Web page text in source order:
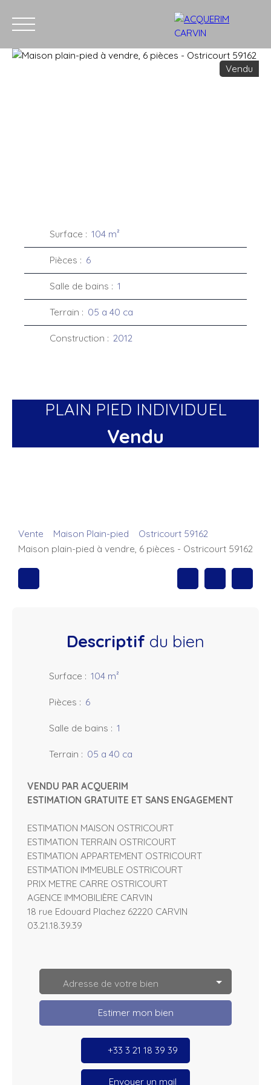
Vendu
Surface : 104 m²
Pièces : 6
Salle de bains : 1
Terrain : 05 a 40 ca
Construction : 2012
PLAIN PIED INDIVIDUEL
Vendu
Vente Maison Plain-pied
Ostricourt 59162
Maison plain-pied à vendre, 6 pièces - Ostricourt 59162
Descriptif du bien
Surface : 104 m²
Pièces : 6
Salle de bains : 1
Terrain : 05 a 40 ca
VENDU PAR ACQUERIM
ESTIMATION GRATUITE ET SANS ENGAGEMENT
ESTIMATION MAISON OSTRICOURT
ESTIMATION TERRAIN OSTRICOURT
ESTIMATION APPARTEMENT OSTRICOURT
ESTIMATION IMMEUBLE OSTRICOURT
PRIX METRE CARRE OSTRICOURT
AGENCE IMMOBILIÈRE CARVIN
18 rue Edouard Plachez 62220 CARVIN
03.21.18.39.39
Adresse de votre bien
Estimer mon bien
+33 3 21 18 39 39
Envoyer un mail